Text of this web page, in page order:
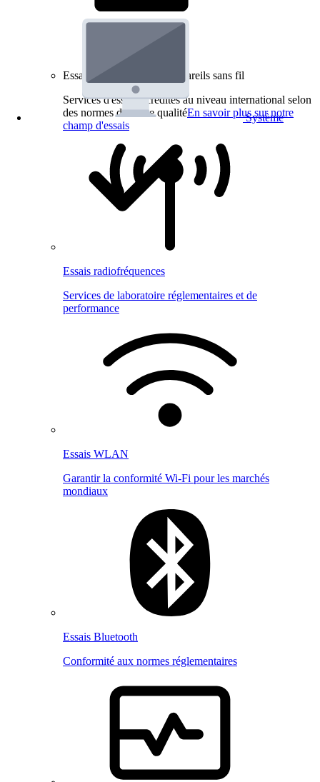
Système
Essais de produits pour appareils sans fil
Services d'essai accrédités au niveau international selon
des normes de haute qualitéEn savoir plus sur notre
champ d'essais
Essais radiofréquences
Services de laboratoire réglementaires et de
performance
Essais WLAN
Garantir la conformité Wi-Fi pour les marchés
mondiaux
Essais Bluetooth
Conformité aux normes réglementaires